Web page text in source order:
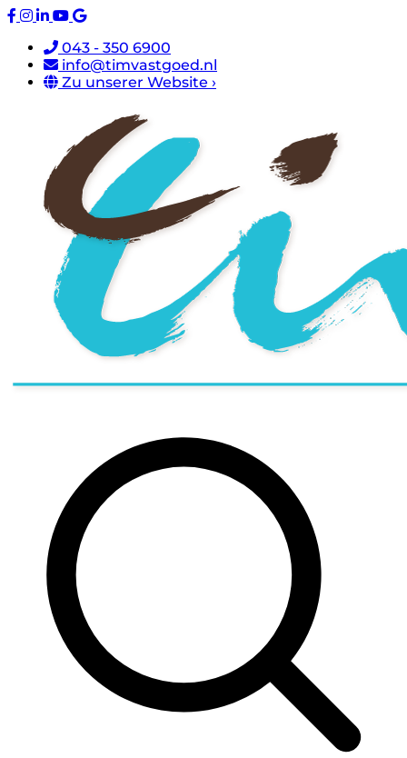
043 - 350 6900
info@timvastgoed.nl
Zu unserer Website ›